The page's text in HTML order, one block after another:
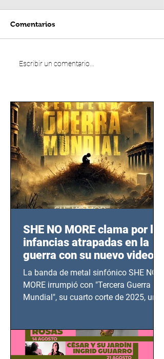
Comentarios
Escribir un comentario...
SHE NO MORE clama por las
infancias atrapadas en la
guerra con su nuevo video
TERCERA GUERRA
MUNDIAL
La banda de metal sinfónico SHE NO
MORE irrumpió con "Tercera Guerra
Mundial", su cuarto corte de 2025, un
bélicos.